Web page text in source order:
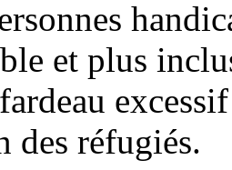
et plus
des réfugiés.